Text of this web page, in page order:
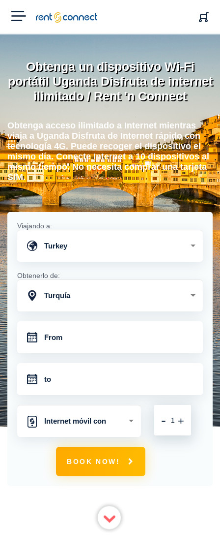
RENT'N
CONNECT
Obtenga un dispositivo Wi-Fi
portátil Uganda Disfruta de internet
ilimitado / Rent 'n Connect
Obtenga acceso ilimitado a Internet mientras
viaja a Uganda Disfruta de Internet rápido con
tecnología 4G. Puede recoger el dispositivo el
mismo día. Conecte Internet a 10 dispositivos al
mismo tiempo. No necesita comprar una tarjeta
SIM.
Viajando a:
Turkey
Obtenerlo de:
Turquía
Internet móvil con
conexión 4G ilimitada
+
-
BOOK NOW!